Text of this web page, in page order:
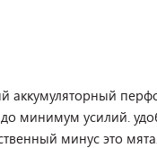
аккумуляторный
минимум усилий.
минус это